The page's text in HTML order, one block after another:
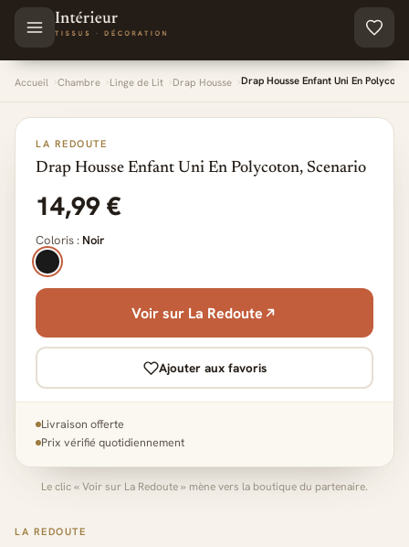
Aller au contenu principal
Accueil Chambre Linge de Lit Drap Housse Drap Housse Enfant Uni En
LA REDOUTE
LA REDOUTE
Drap Housse Enfant Uni En Polycoton, Scenario
14,99 €
Coloris : Noir
Voir sur La Redoute
Ajouter aux favoris
Livraison offerte
Prix vérifié quotidiennement
Le clic « Voir sur La Redoute » mène vers la boutique du partenaire.